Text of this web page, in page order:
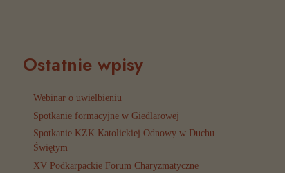
Ostatnie wpisy
Webinar o uwielbieniu
Spotkanie formacyjne w Giedlarowej
Spotkanie KZK Katolickiej Odnowy w Duchu
Świętym
XV Podkarpackie Forum Charyzmatyczne